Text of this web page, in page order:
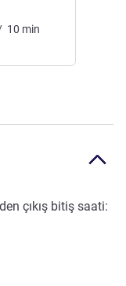
10 min
çıkış bitiş saati: